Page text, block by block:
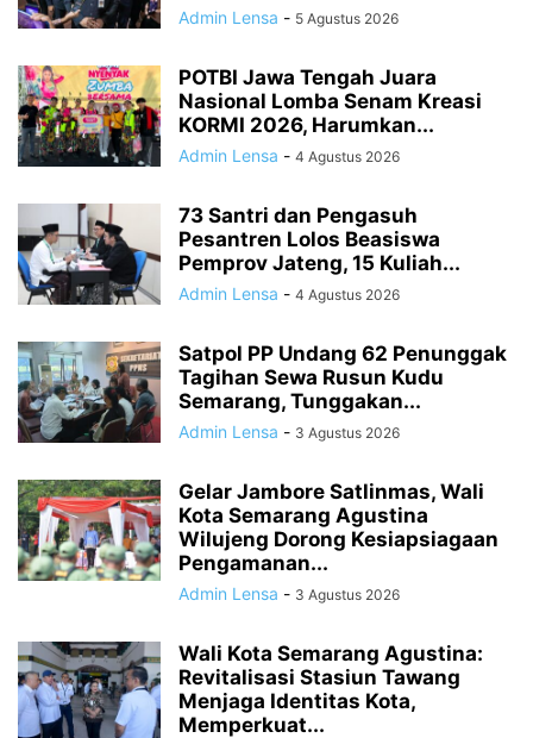
Admin Lensa - 5 Agustus 2026
POTBI Jawa Tengah Juara
Nasional Lomba Senam Kreasi
KORMI 2026, Harumkan...
Admin Lensa - 4 Agustus 2026
73 Santri dan Pengasuh
Pesantren Lolos Beasiswa
Pemprov Jateng, 15 Kuliah...
Admin Lensa - 4 Agustus 2026
Satpol PP Undang 62 Penunggak
Tagihan Sewa Rusun Kudu
Semarang, Tunggakan...
Admin Lensa - 3 Agustus 2026
Gelar Jambore Satlinmas, Wali
Kota Semarang Agustina
Wilujeng Dorong Kesiapsiagaan
Pengamanan...
Admin Lensa - 3 Agustus 2026
Wali Kota Semarang Agustina:
Revitalisasi Stasiun Tawang
Menjaga Identitas Kota,
Memperkuat...